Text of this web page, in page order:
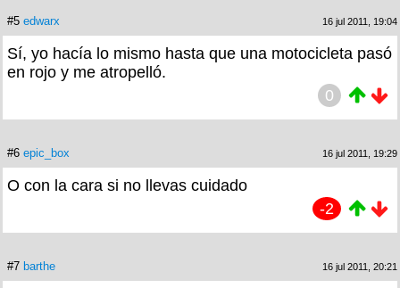
#5 edwarx 16 jul 2011, 19:04
Sí, yo hacía lo mismo hasta que una motocicleta pasó
en rojo y me atropelló.
0
#6 epic_box 16 jul 2011, 19:29
O con la cara si no llevas cuidado
-2
#7 barthe 16 jul 2011, 20:21